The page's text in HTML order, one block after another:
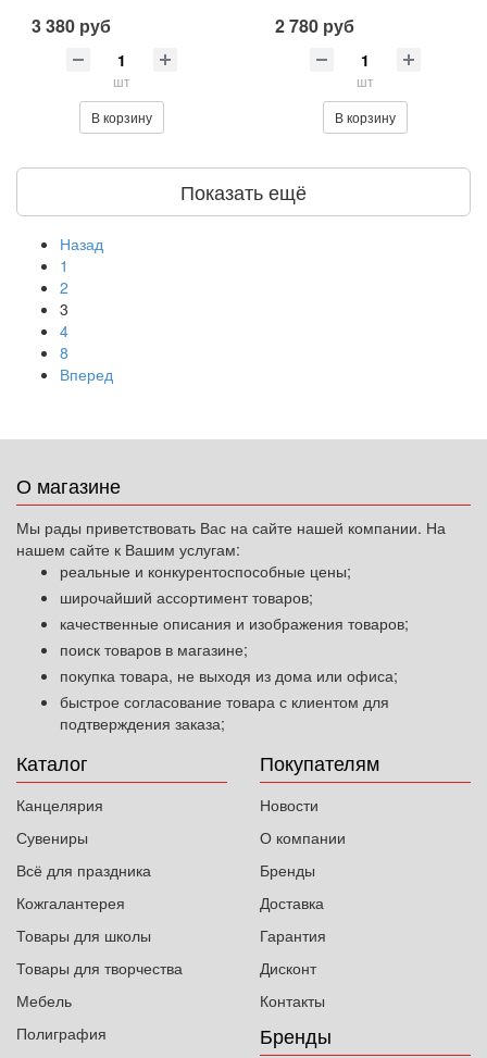
3 380 руб
шт
В корзину
2 780 руб
шт
В корзину
Показать ещё
Назад
1
2
3
4
8
Вперед
О магазине
Мы рады приветствовать Вас на сайте нашей компании. На
нашем сайте к Вашим услугам:
реальные и конкурентоспособные цены;
широчайший ассортимент товаров;
качественные описания и изображения товаров;
поиск товаров в магазине;
покупка товара, не выходя из дома или офиса;
быстрое согласование товара с клиентом для
подтверждения заказа;
Каталог
Канцелярия
Сувениры
Всё для праздника
Кожгалантерея
Товары для школы
Товары для творчества
Мебель
Полиграфия
Покупателям
Новости
О компании
Бренды
Доставка
Гарантия
Дисконт
Контакты
Бренды